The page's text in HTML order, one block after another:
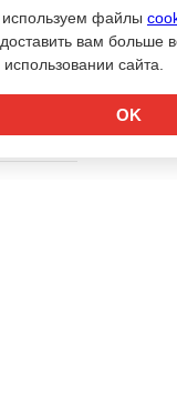
10.06.2019 в 10:45
устройств
файлы
вам больше
сайта.
OK